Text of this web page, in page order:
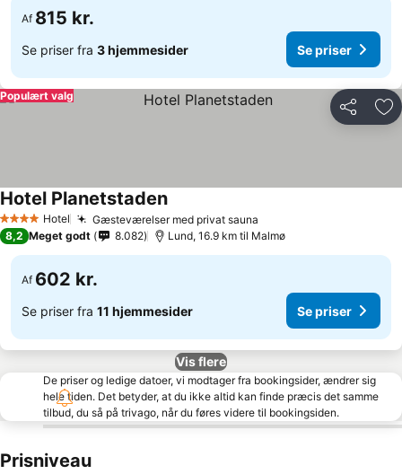
Af 815 kr.
Se priser fra 3 hjemmesider Se priser
Del
Populært valg
4 StjernerHotel Gæsteværelser med privat sauna
Hotel PlanetstadenSe priser
8,2 Meget godt 8.082 Lund, 16.9 km til Malmø
Af 602 kr.
Se priser fra 11 hjemmesider Se priser
Vis flere
De priser og ledige datoer, vi modtager fra bookingsider, ændrer sig
hele tiden. Det betyder, at du ikke altid kan finde præcis det samme
tilbud, du så på trivago, når du føres videre til bookingsiden.
Prisniveau